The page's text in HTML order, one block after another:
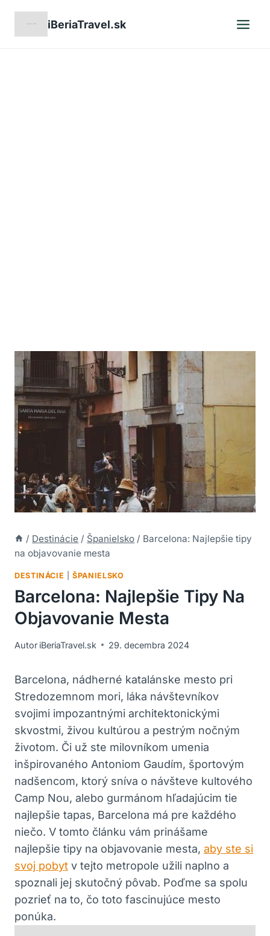
iBeriaTravel.sk
/ Destinácie / Španielsko / Barcelona: Najlepšie tipy
na objavovanie mesta
DESTINÁCIE |ŠPANIELSKO
Barcelona: Najlepšie Tipy Na
Objavovanie Mesta
Autor iBeriaTravel.sk 29. decembra 2024
Barcelona, nádherné katalánske mesto pri
Stredozemnom mori, láka návštevníkov
svojimi impozantnými architektonickými
skvostmi, živou kultúrou a pestrým nočným
životom. Či už ste milovníkom umenia
inšpirovaného Antoniom Gaudím, športovým
nadšencom, ktorý sníva o návšteve kultového
Camp Nou, alebo gurmánom hľadajúcim tie
najlepšie tapas, Barcelona má pre každého
niečo. V tomto článku vám prinášame
najlepšie tipy na objavovanie mesta, aby ste si
svoj pobyt v tejto metropole užili naplno a
spoznali jej skutočný pôvab. Poďme sa spolu
pozrieť na to, čo toto fascinujúce mesto
ponúka.